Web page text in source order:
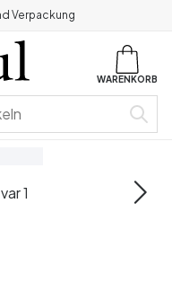
Verpackung
WARENKORB